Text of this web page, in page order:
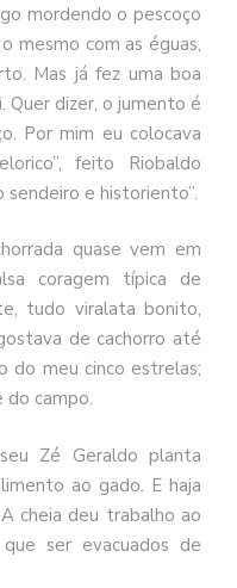
mordendo o pescoço
mesmo com as éguas,
Mas já fez uma boa
Quer dizer, o jumento é
Por mim eu colocava
feito Riobaldo
sendeiro e historiento”.
quase vem em
coragem típica de
tudo viralata bonito,
de cachorro até
do meu cinco estrelas;
do campo.
Zé Geraldo planta
ao gado. E haja
cheia deu trabalho ao
ser evacuados de